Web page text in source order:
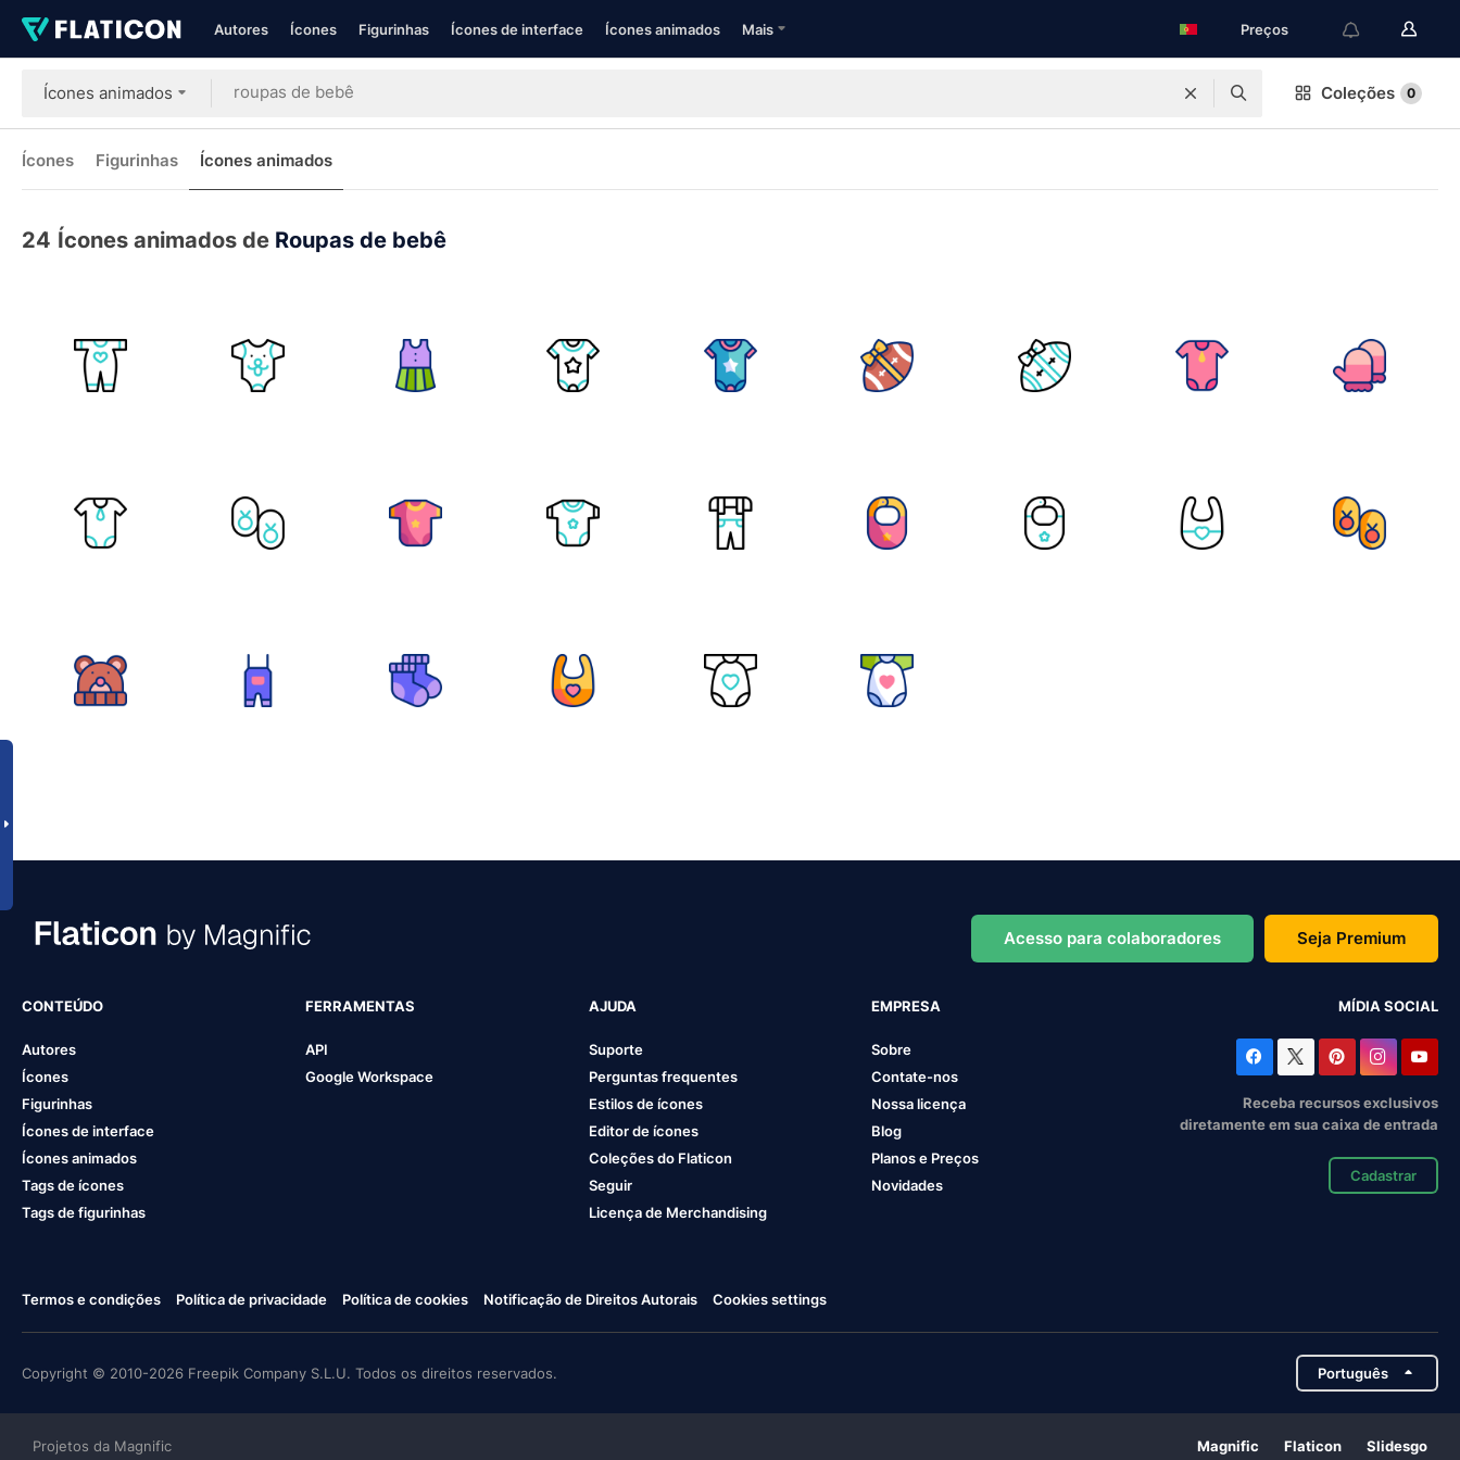
Autores Ícones Figurinhas Ícones de interface Ícones animados Mais Preços
Ícones animados Coleções 0
Ícones Figurinhas Ícones animados
24 Ícones animados de Roupas de bebê
Acesso para colaboradores Seja Premium
CONTEÚDO
Autores
Ícones
Figurinhas
Ícones de interface
Ícones animados
Tags de ícones
Tags de figurinhas
FERRAMENTAS
API
Google Workspace
AJUDA
Suporte
Perguntas frequentes
Estilos de ícones
Editor de ícones
Coleções do Flaticon
Seguir
Licença de Merchandising
EMPRESA
Sobre
Contate-nos
Nossa licença
Blog
Planos e Preços
Novidades
MÍDIA SOCIAL
Receba recursos exclusivos
diretamente em sua caixa de entrada
Cadastrar
Termos e condições Política de privacidade Política de cookies Notificação de Direitos Autorais Cookies settings
Copyright © 2010-2026 Freepik Company S.L.U. Todos os direitos reservados. Português
Projetos da Magnific Magnific Flaticon Slidesgo